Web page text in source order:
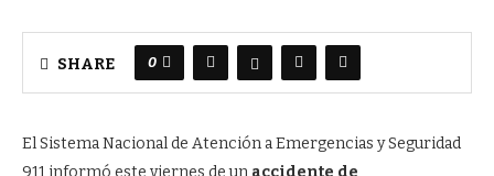
SHARE 0
El Sistema Nacional de Atención a Emergencias y Seguridad
911 informó este viernes de un accidente de